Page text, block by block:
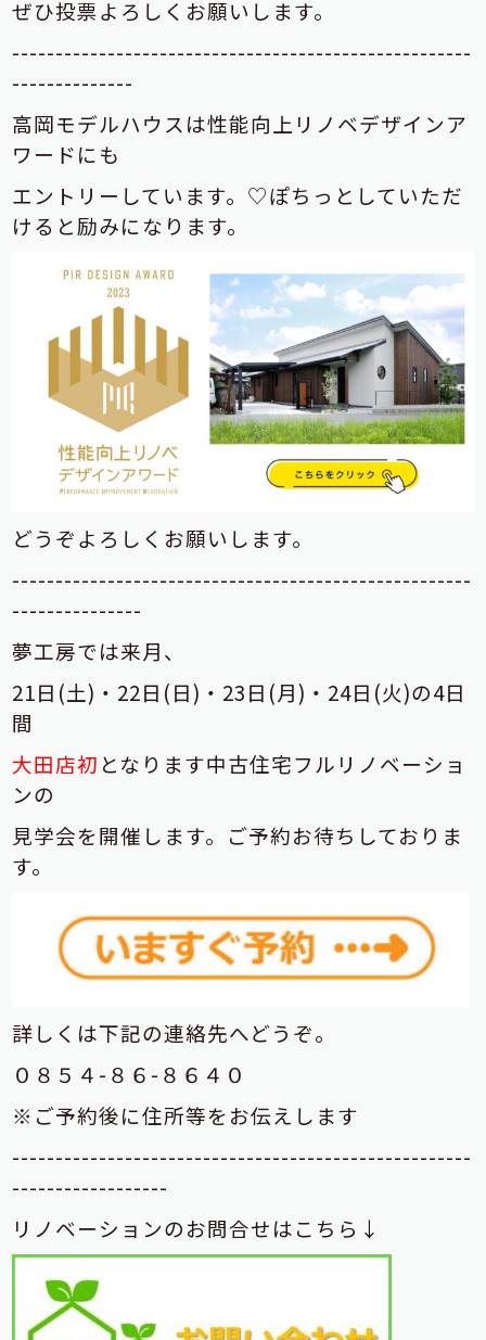
ぜひ投票よろしくお願いします。
-----------------------------------------------------
--------------
高岡モデルハウスは性能向上リノベデザインア
ワードにも
エントリーしています。♡ぽちっとしていただ
けると励みになります。
どうぞよろしくお願いします。
-----------------------------------------------------
---------------
夢工房では来月、
21日(土)・22日(日)・23日(月)・24日(火)の4日
間
大田店初 となります中古住宅フルリノベーショ
ンの
見学会を開催します。ご予約お待ちしておりま
す。
詳しくは下記の連絡先へどうぞ。
０８５４-８６-８６４０
※ご予約後に住所等をお伝えします
-----------------------------------------------------
------------------
リノベーションのお問合せはこちら↓